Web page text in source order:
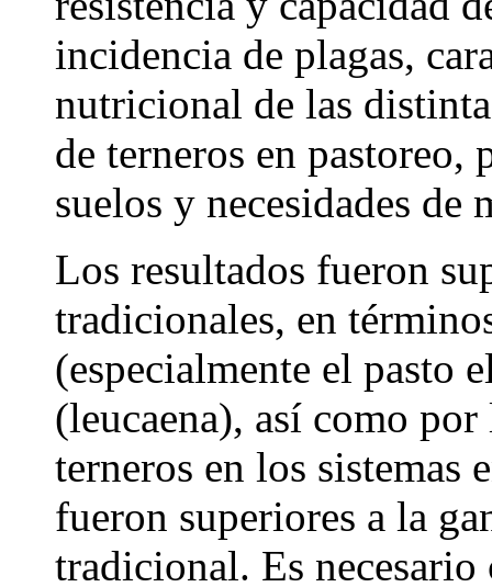
incidencia de plagas,
nutricional de las
de terneros en pastoreo,
suelos y necesidades de
Los resultados fueron
tradicionales, en
(especialmente el pasto
(leucaena), así como por
terneros en los sistemas
fueron superiores a la
tradicional. Es